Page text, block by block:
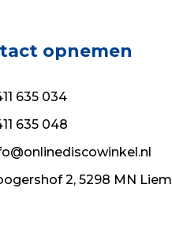
opnemen
635 034
635 048
2, 5298 MN